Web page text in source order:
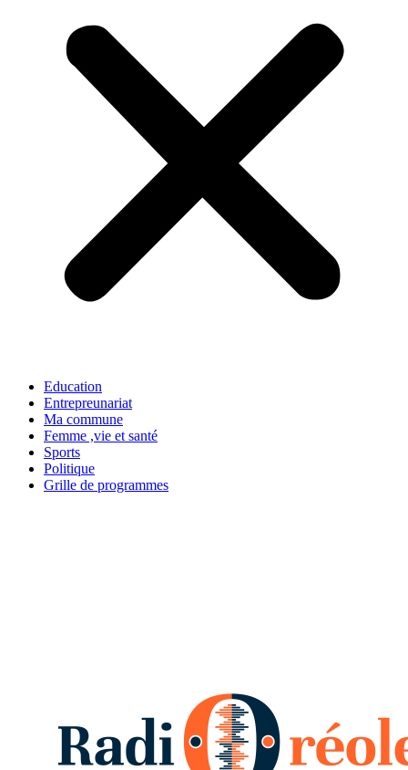
Education
Entrepreunariat
Ma commune
Femme ,vie et santé
Sports
Politique
Grille de programmes